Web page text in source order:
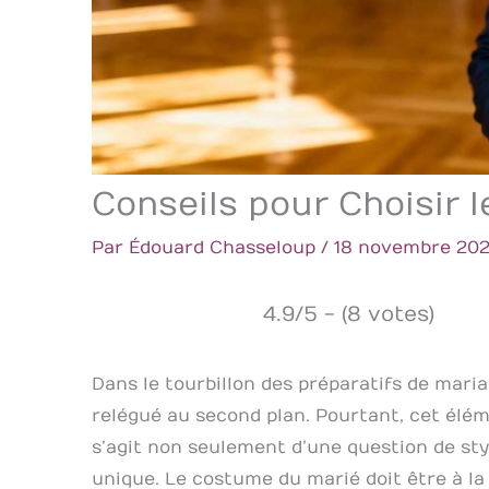
Conseils pour Choisir
Par Édouard Chasseloup / 18 novembre
4.9/5 - (8 votes)
Dans le tourbillon des préparatifs de
relégué au second plan. Pourtant, cet
s’agit non seulement d’une question de
unique. Le costume du marié doit être à